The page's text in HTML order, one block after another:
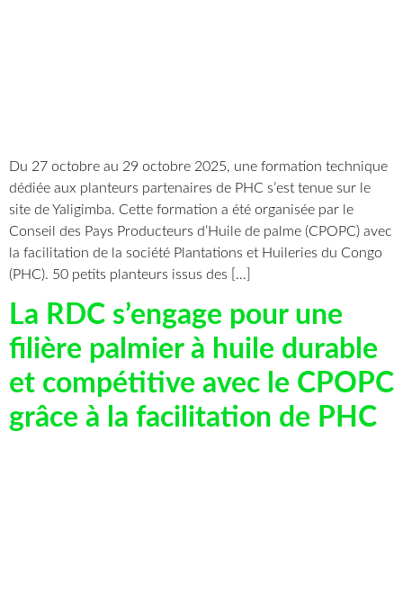
Du 27 octobre au 29 octobre 2025, une formation technique
dédiée aux planteurs partenaires de PHC s’est tenue sur le
site de Yaligimba. Cette formation a été organisée par le
Conseil des Pays Producteurs d’Huile de palme (CPOPC) avec
la facilitation de la société Plantations et Huileries du Congo
(PHC). 50 petits planteurs issus des […]
La RDC s’engage pour une
filière palmier à huile durable
et compétitive avec le CPOPC
grâce à la facilitation de PHC